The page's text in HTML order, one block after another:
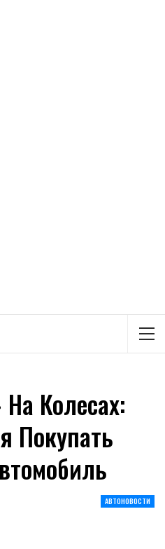
Колесах:
Покупать
АВТОНОВОСТИ